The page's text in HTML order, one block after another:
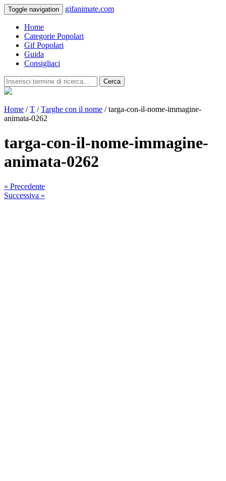
Toggle navigation gifanimate.com
Home
Categorie Popolari
Gif Popolari
Guida
Consigliaci
Cerca
Home /T /Targhe con il nome / targa-con-il-nome-immagine-
animata-0262
targa-con-il-nome-immagine-
animata-0262
« Precedente
Successiva »